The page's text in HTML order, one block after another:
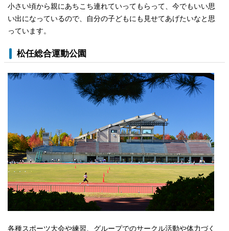
小さい頃から親にあちこち連れていってもらって、今でもいい思
い出になっているので、自分の子どもにも見せてあげたいなと思
っています。
松任総合運動公園
各種スポーツ大会や練習、グループでのサークル活動や体力づく